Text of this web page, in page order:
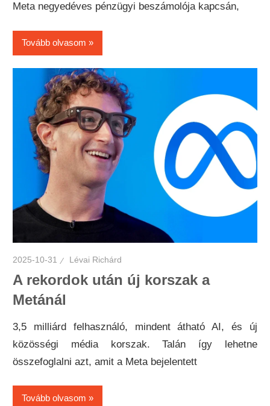
Meta negyedéves pénzügyi beszámolója kapcsán,
Tovább olvasom
2025-10-31 Lévai Richárd
A rekordok után új korszak a
Metánál
3,5 milliárd felhasználó, mindent átható AI, és új
közösségi média korszak. Talán így lehetne
összefoglalni azt, amit a Meta bejelentett
Tovább olvasom